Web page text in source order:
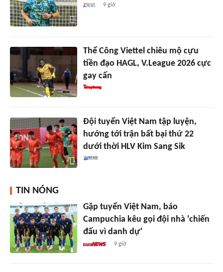
9 giờ
Thể Công Viettel chiêu mộ cựu
tiền đạo HAGL, V.League 2026 cực
gay cấn
Đội tuyển Việt Nam tập luyện,
hướng tới trận bất bại thứ 22
dưới thời HLV Kim Sang Sik
TIN NÓNG
Gặp tuyển Việt Nam, báo
Campuchia kêu gọi đội nhà 'chiến
đấu vì danh dự'
9 giờ